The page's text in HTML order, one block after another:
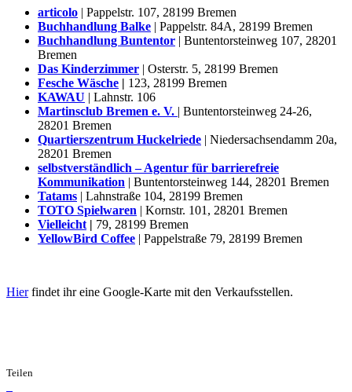
articolo | Pappelstr. 107, 28199 Bremen
Buchhandlung Balke | Pappelstr. 84A, 28199 Bremen
Buchhandlung Buntentor | Buntentorsteinweg 107, 28201
Bremen
Das Kinderzimmer | Osterstr. 5, 28199 Bremen
Fesche Wäsche | 123, 28199 Bremen
KAWAU | Lahnstr. 106
Martinsclub Bremen e. V. | Buntentorsteinweg 24-26,
28201 Bremen
Quartierszentrum Huckelriede | Niedersachsendamm 20a,
28201 Bremen
selbstverständlich – Agentur für barrierefreie
Kommunikation | Buntentorsteinweg 144, 28201 Bremen
Tatams | Lahnstraße 104, 28199 Bremen
TOTO Spielwaren | Kornstr. 101, 28201 Bremen
Vielleicht | 79, 28199 Bremen
YellowBird Coffee | Pappelstraße 79, 28199 Bremen
Hierfindet ihr eine Google-Karte mit den Verkaufsstellen.
Teilen